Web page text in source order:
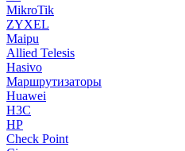
MikroTik
ZYXEL
Maipu
Allied Telesis
Hasivo
Маршрутизаторы
Huawei
H3C
HP
Check Point